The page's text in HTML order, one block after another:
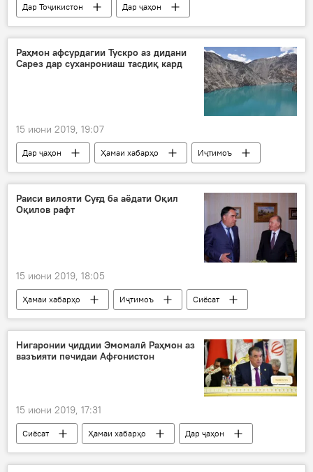
Дар Тоҷикистон
Дар ҷаҳон
Ҳамаи хабарҳо
Иқтисод Сиёсат
Раҳмон афсурдагии Тускро аз дидани
Сарез дар суханрониаш тасдиқ кард
15 июни 2019, 19:07
Дар ҷаҳон Ҳамаи хабарҳо
Иҷтимоъ
Сиёсат
Дар Тоҷикистон
Раиси вилояти Суғд ба аёдати Оқил
Оқилов рафт
15 июни 2019, 18:05
Ҳамаи хабарҳо Иҷтимоъ
Сиёсат
Дар Тоҷикистон
Нигаронии ҷиддии Эмомалӣ Раҳмон аз
вазъияти печидаи Афғонистон
15 июни 2019, 17:31
Сиёсат Ҳамаи хабарҳо
Дар ҷаҳон
Дар Тоҷикистон